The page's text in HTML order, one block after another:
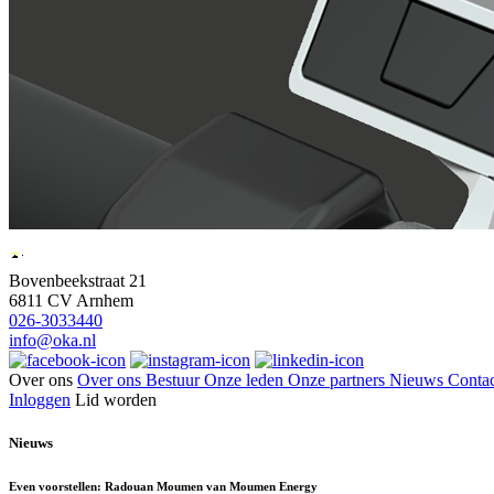
Bovenbeekstraat 21
6811 CV Arnhem
026-3033440
info@oka.nl
Over ons Over ons BestuurOnze leden Onze partners Nieuws
Inloggen Lid worden
Nieuws
Even voorstellen: Radouan Moumen van Moumen Energy